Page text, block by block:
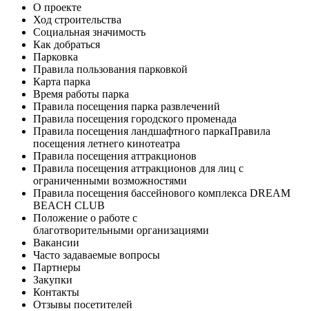
О проекте
Ход строительства
Социальная значимость
Как добраться
Парковка
Правила пользования парковкой
Карта парка
Время работы парка
Правила посещения парка развлечений
Правила посещения городского променада
Правила посещения ландшафтного паркаПравила
посещения летнего кинотеатра
Правила посещения аттракционов
Правила посещения аттракционов для лиц с
ограниченными возможностями
Правила посещения бассейнового комплекса DREAM
BEACH CLUB
Положение о работе с
благотворительными организациями
Вакансии
Часто задаваемые вопросы
Партнеры
Закупки
Контакты
Отзывы посетителей